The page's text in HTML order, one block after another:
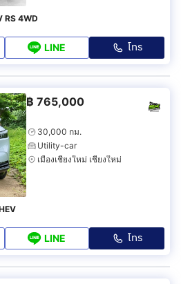
RS 4WD
LINE โทร
฿ 765,000
30,000 กม.
Utility-car
เมืองเชียงใหม่ เชียงใหม่
LINE โทร